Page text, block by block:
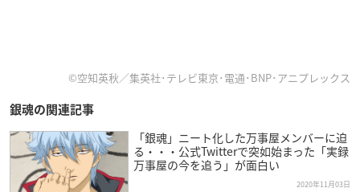
©空知英秋／集英社･テレビ東京･電通･BNP･アニプレックス
銀魂の関連記事
「銀魂」ニート化した万事屋メンバーに迫
る・・・公式Twitterで突如始まった「実録
万事屋の今を追う」が面白い
2020年11月03日